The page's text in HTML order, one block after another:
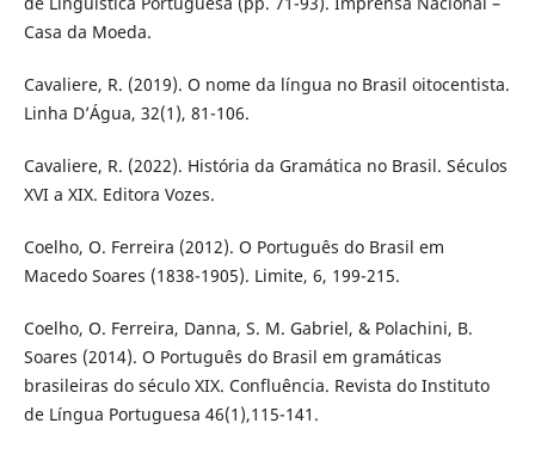
Casa da Moeda.
Cavaliere, R. (2019). O nome da língua no Brasil oitocentista.
Linha D’Água, 32(1), 81-106.
Cavaliere, R. (2022). História da Gramática no Brasil. Séculos
XVI a XIX. Editora Vozes.
Coelho, O. Ferreira (2012). O Português do Brasil em
Macedo Soares (1838-1905). Limite, 6, 199-215.
Coelho, O. Ferreira, Danna, S. M. Gabriel, & Polachini, B.
Soares (2014). O Português do Brasil em gramáticas
brasileiras do século XIX. Confluência. Revista do Instituto
de Língua Portuguesa 46(1),115-141.